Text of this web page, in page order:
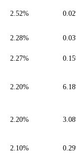
2.52%
2.28%
2.27%
2.20%
2.20%
2.10%